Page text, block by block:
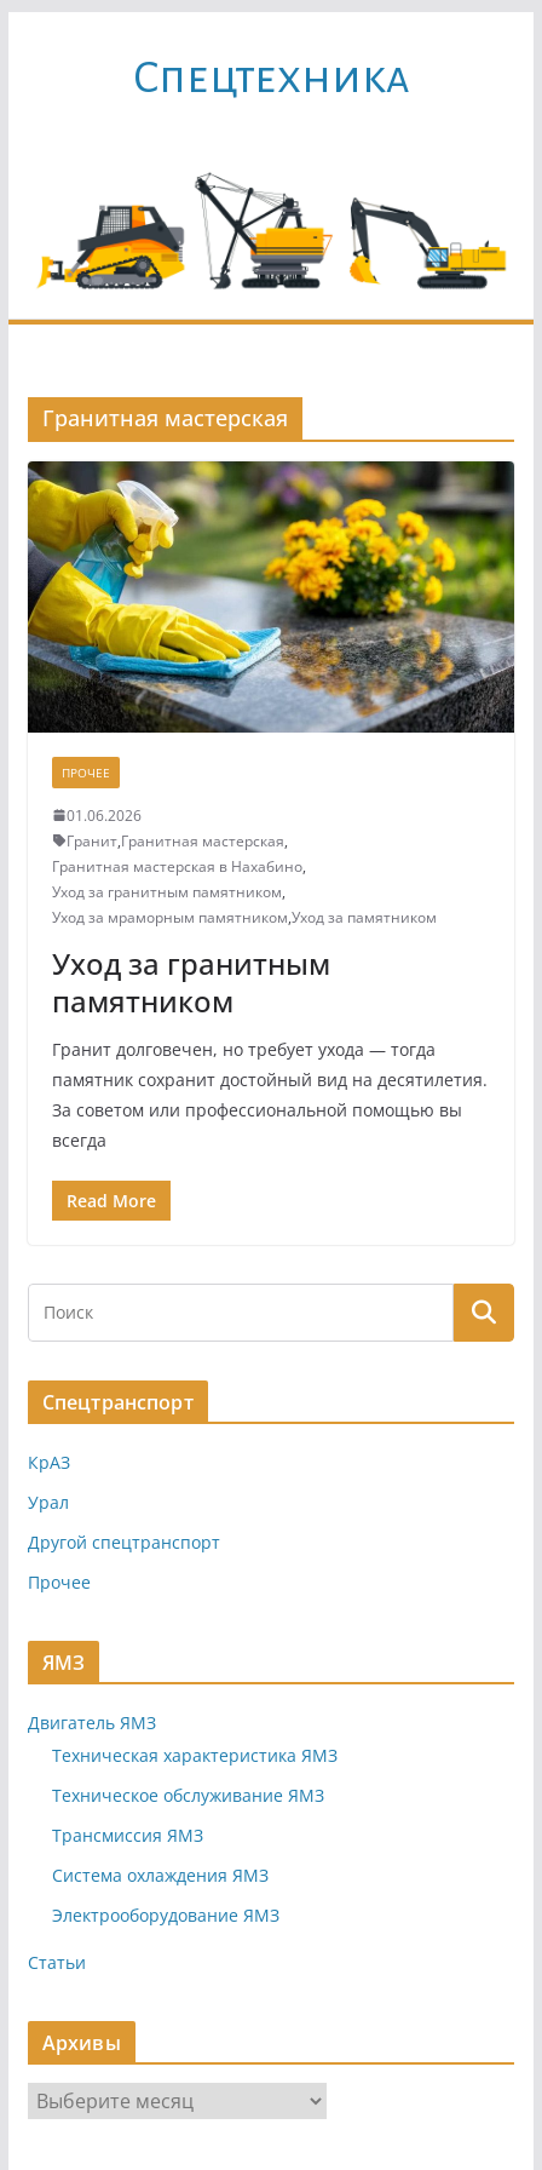
содержимомуCпецтехника
Гранитная мастерская
ПРОЧЕЕ
01.06.2026
Гранит,Гранитная мастерская,
Гранитная мастерская в Нахабино,
Уход за гранитным памятником,
Уход за мраморным памятником,Уход за памятником
Уход за гранитным
памятником
Гранит долговечен, но требует ухода — тогда
памятник сохранит достойный вид на десятилетия.
За советом или профессиональной помощью вы
всегда
Read More
Спецтранспорт
КрАЗ
Урал
Другой спецтранспорт
Прочее
ЯМЗ
Двигатель ЯМЗ
Техническая характеристика ЯМЗ
Техническое обслуживание ЯМЗ
Трансмиссия ЯМЗ
Система охлаждения ЯМЗ
Электрооборудование ЯМЗ
Статьи
Архивы
р